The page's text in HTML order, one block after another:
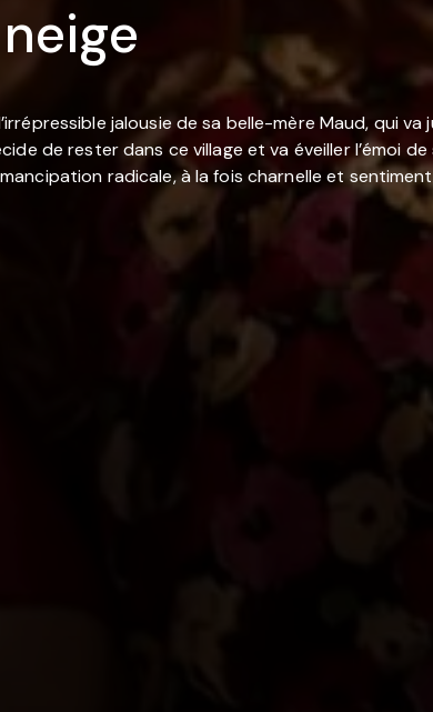
jalousie de sa belle-mère Maud, qui
de rester dans ce village et va éveiller l’émoi
radicale, à la fois charnelle et